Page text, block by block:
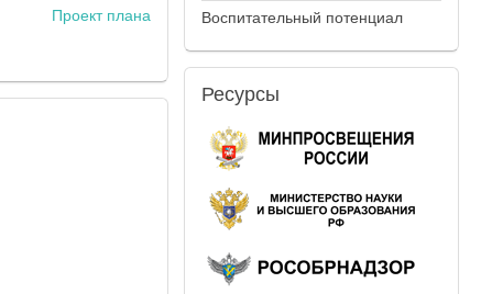
Проект плана
Воспитательный потенциал
Ресурсы